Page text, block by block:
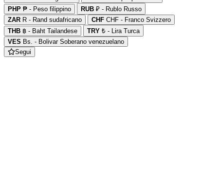
PHP ₱ - Peso filippino RUB ₽ - Rublo Russo
ZAR R - Rand sudafricano CHF CHF - Franco Svizzero
THB ฿ - Baht Tailandese TRY ₺ - Lira Turca
VES Bs. - Bolivar Soberano venezuelano
Segui